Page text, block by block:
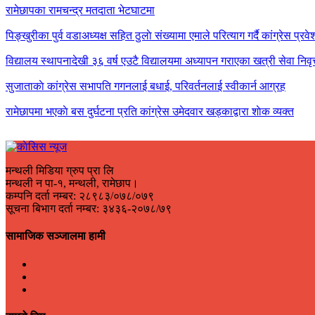
रामेछापका रामचन्द्र मतदाता भेटघाटमा
पिङ्खुरीका पुर्व वडाअध्यक्ष सहित ठुलाे संख्यामा एमाले परित्याग गर्दै कांग्रेस
विद्यालय स्थापनादेखी ३६ वर्ष एउटै विद्यालयमा अध्यापन गराएका खत्री सेवा
सुजाताकाे कांग्रेस सभापति गगनलाई बधाई, परिवर्तनलाई स्वीकार्न आग्रह
रामेछापमा भएकाे बस दुर्घटना प्रति कांग्रेस उमेदवार खड्काद्वारा शाेक व्यक्त
मन्थली मिडिया ग्रुप प्रा लि
मन्थली न पा-१, मन्थली, रामेछाप।
कम्पनि दर्ता नम्बर: २८९८३/०७८/०७९
सूचना बिभाग दर्ता नम्बर: ३४३६-२०७८/७९
सामाजिक सञ्जालमा हामी